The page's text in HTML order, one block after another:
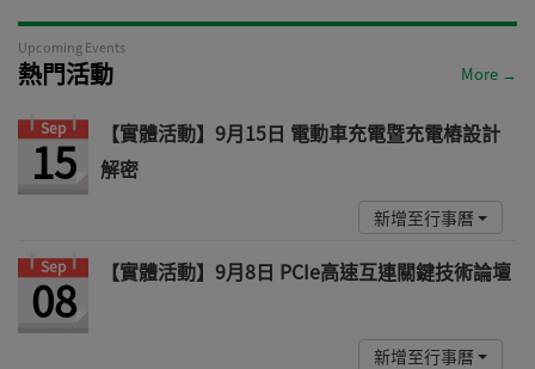
Upcoming Events
熱門活動 More →
Sep
15
【實體活動】9月15日 電動車充電暨充電樁設計
解密
新增至行事曆
Sep
08 【實體活動】9月8日 PCIe高速互連關鍵技術論壇
新增至行事曆